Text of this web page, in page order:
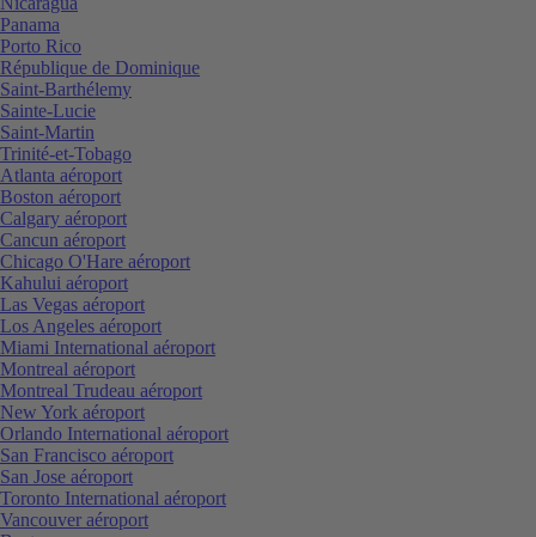
Panama
Porto Rico
République de Dominique
Saint-Barthélemy
Sainte-Lucie
Saint-Martin
Trinité-et-Tobago
Atlanta aéroport
Boston aéroport
Calgary aéroport
Cancun aéroport
Chicago O'Hare aéroport
Kahului aéroport
Las Vegas aéroport
Los Angeles aéroport
Miami International aéroport
Montreal aéroport
Montreal Trudeau aéroport
New York aéroport
Orlando International aéroport
San Francisco aéroport
San Jose aéroport
Toronto International aéroport
Vancouver aéroport